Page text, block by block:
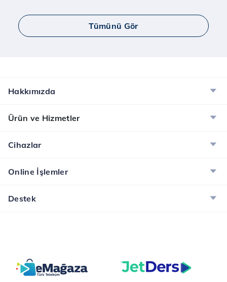
Tümünü Gör
Hakkımızda
Ürün ve Hizmetler
Cihazlar
Online İşlemler
Destek